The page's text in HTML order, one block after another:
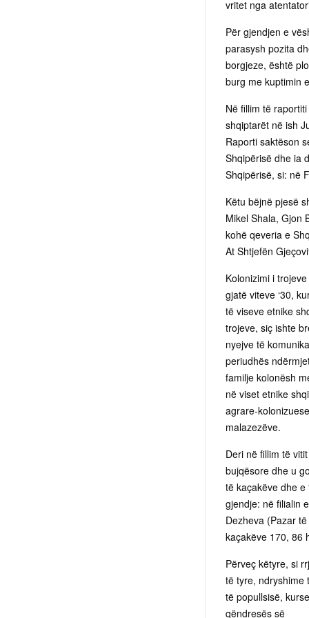
vritet nga
Për gjendjen e
parasysh pozita
borgjeze, është
burg me kuptimin
Në fillim të
shqiptarët në ish
Raporti saktëson
Shqipërisë dhe ia
Shqipërisë, si: në
Këtu bëjnë pjesë
Mikel Shala, Gjon
kohë qeveria e
At Shtjefën
Kolonizimi i
gjatë viteve ‘30,
të viseve etnike
trojeve, siç ishte
nyejve të
periudhës
familje kolonësh
në viset etnike
agrare-
malazezëve.
Deri në fillim të
bujqësore dhe u
të kaçakëve dhe
gjendje: në filialin
Dezheva (Pazar
kaçakëve 170, 86
Përveç këtyre, si
të tyre, ndryshime
të popullsisë,
qëndresës së